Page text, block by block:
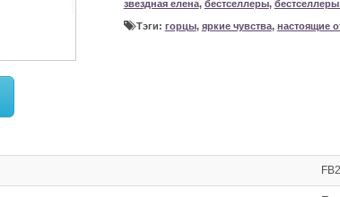
звездная елена, бестселлеры, бестселлеры
Тэги: горцы, яркие чувства, настоящие